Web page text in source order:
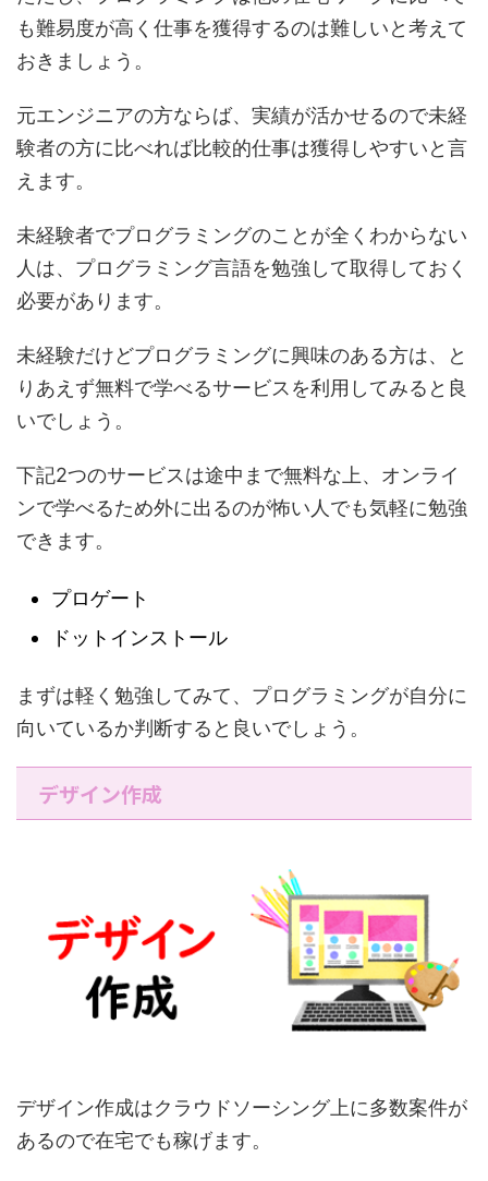
も難易度が高く仕事を獲得するのは難しいと考えて
おきましょう。
元エンジニアの方ならば、実績が活かせるので未経
験者の方に比べれば比較的仕事は獲得しやすいと言
えます。
未経験者でプログラミングのことが全くわからない
人は、プログラミング言語を勉強して取得しておく
必要があります。
未経験だけどプログラミングに興味のある方は、と
りあえず無料で学べるサービスを利用してみると良
いでしょう。
下記2つのサービスは途中まで無料な上、オンライ
ンで学べるため外に出るのが怖い人でも気軽に勉強
できます。
プロゲート
ドットインストール
まずは軽く勉強してみて、プログラミングが自分に
向いているか判断すると良いでしょう。
デザイン作成
デザイン作成はクラウドソーシング上に多数案件が
あるので在宅でも稼げます。